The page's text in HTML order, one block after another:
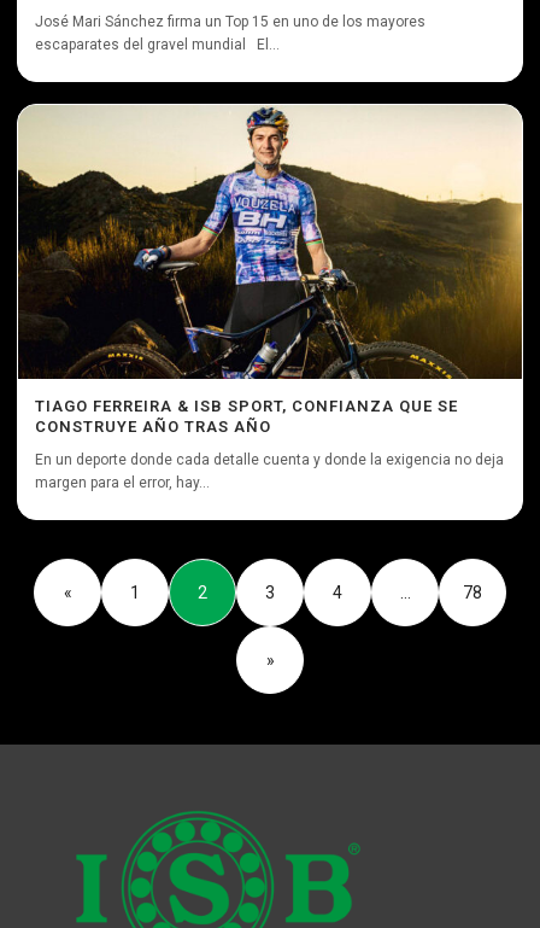
José Mari Sánchez firma un Top 15 en uno de los mayores
escaparates del gravel mundial El...
TIAGO FERREIRA & ISB SPORT, CONFIANZA QUE SE
CONSTRUYE AÑO TRAS AÑO
En un deporte donde cada detalle cuenta y donde la exigencia no deja
margen para el error, hay...
« 1 2 3 4 … 78
»